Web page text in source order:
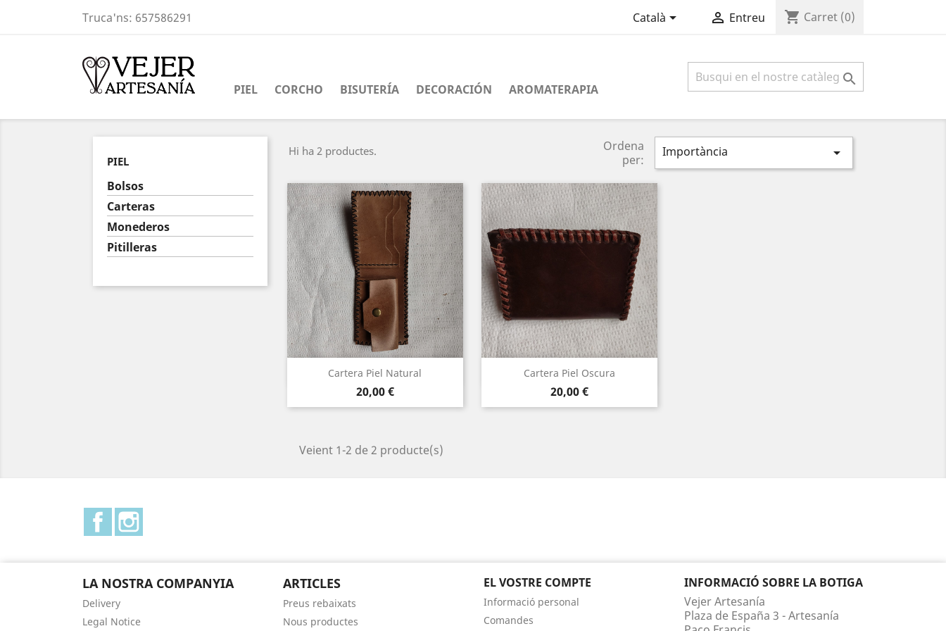
Truca'ns: 657586291 Català  Entreu shopping_cart Carret (0)
PIEL CORCHO BISUTERÍA DECORACIÓN AROMATERAPIA

PIEL
Bolsos
Carteras
Monederos
Pitilleras
Hi ha 2 productes.
Ordena
per:
Importància 
Cartera Piel Natural
Preu
20,00 €
Vista ràpida Cartera Piel Oscura
Preu
20,00 €
Vista ràpida
Veient 1-2 de 2 producte(s)
Facebook
LA NOSTRA COMPANYIA
Delivery
Legal Notice
ARTICLES
Preus rebaixats
Nous productes
EL VOSTRE COMPTE
Informació personal
Comandes
INFORMACIÓ SOBRE LA BOTIGA
Vejer Artesanía
Plaza de España 3 - Artesanía